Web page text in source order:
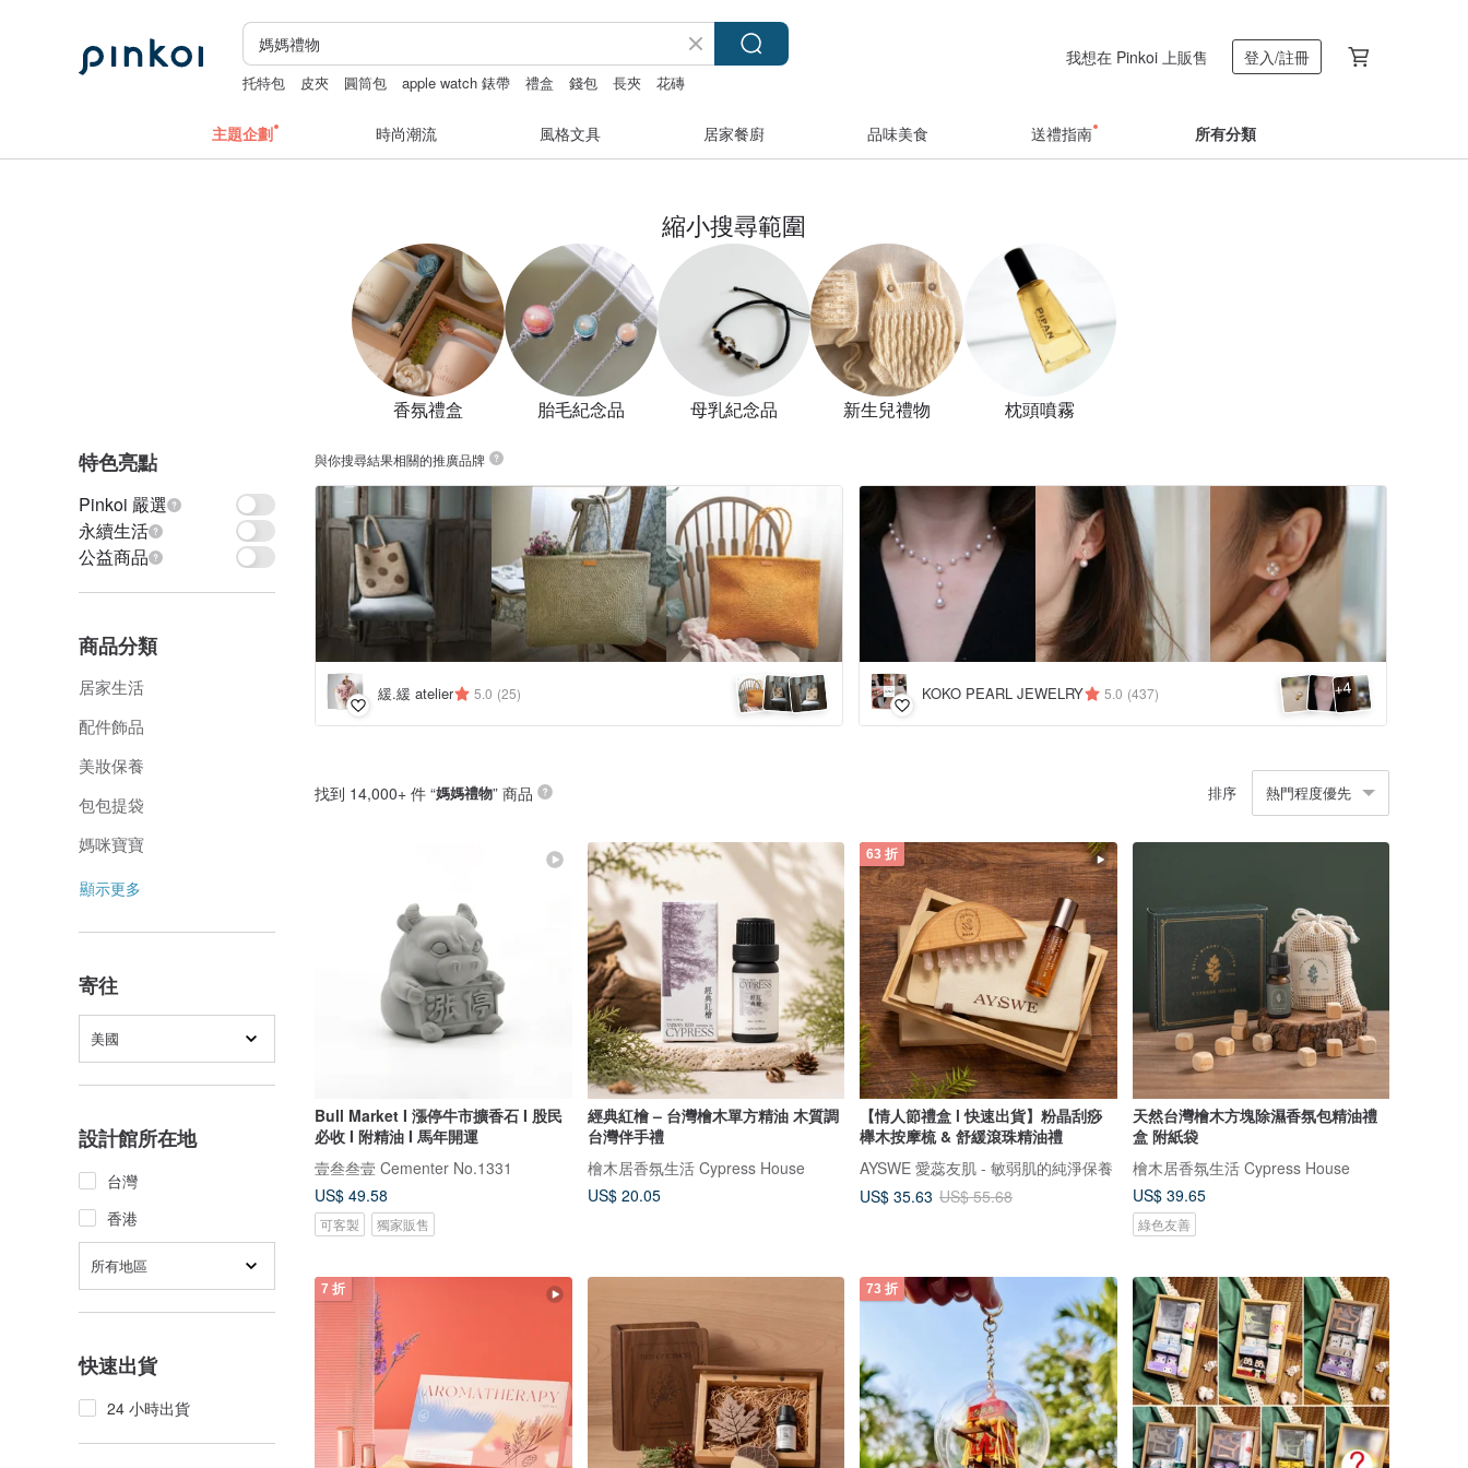
托特包 皮夾 圓筒包 apple watch 錶帶 禮盒 錢包 長夾 花磚
我想在 Pinkoi 上販售 登入/註冊
主題企劃 時尚潮流 風格文具 居家餐廚 品味美食 送禮指南 所有分類
縮小搜尋範圍
香氛禮盒 胎毛紀念品 母乳紀念品 新生兒禮物 枕頭噴霧
特色亮點
Pinkoi 嚴選
永續生活
公益商品
商品分類
居家生活
配件飾品
美妝保養
包包提袋
媽咪寶寶
顯示更多
寄往
美國
設計館所在地
台灣
香港
所有地區
快速出貨
24 小時出貨
與你搜尋結果相關的推廣品牌
緩.緩 atelier 5.0 (25) KOKO PEARL JEWELRY 5.0 (437) +4
找到 14,000+ 件 “媽媽禮物” 商品 排序 熱門程度優先
Bull Market I 漲停牛市擴香石 I 股民
必收 I 附精油 I 馬年開運
壹叁叁壹 Cementer No.1331
US$ 49.58
可客製 獨家販售
經典紅檜 – 台灣檜木單方精油 木質調
台灣伴手禮
檜木居香氛生活 Cypress House
US$ 20.05
63 折
【情人節禮盒 l 快速出貨】粉晶刮痧
櫸木按摩梳 & 舒緩滾珠精油禮
AYSWE 愛蕊友肌 - 敏弱肌的純淨保養
US$ 35.63 US$ 55.68
天然台灣檜木方塊除濕香氛包精油禮
盒 附紙袋
檜木居香氛生活 Cypress House
US$ 39.65
綠色友善
7 折 73 折